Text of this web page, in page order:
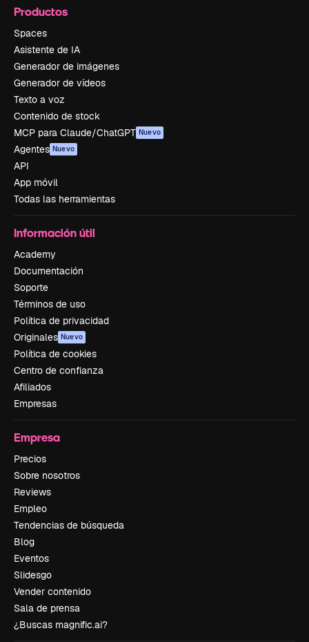
Productos
Spaces
Asistente de IA
Generador de imágenes
Generador de vídeos
Texto a voz
Contenido de stock
MCP para Claude/ChatGPT Nuevo
Agentes Nuevo
API
App móvil
Todas las herramientas
Información útil
Academy
Documentación
Soporte
Términos de uso
Política de privacidad
Originales Nuevo
Política de cookies
Centro de confianza
Afiliados
Empresas
Empresa
Precios
Sobre nosotros
Reviews
Empleo
Tendencias de búsqueda
Blog
Eventos
Slidesgo
Vender contenido
Sala de prensa
¿Buscas magnific.ai?